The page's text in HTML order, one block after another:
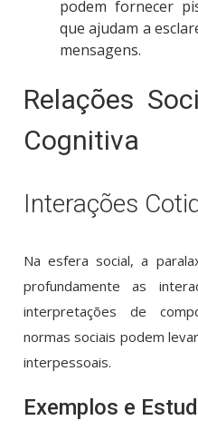
podem fornecer
que ajudam a
mensagens.
Relações
Cognitiva
Interações
Na esfera social, a
profundamente as
interpretações de
normas sociais podem
interpessoais.
Exemplos e